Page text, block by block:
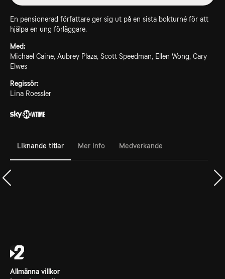
En pensionerad författare ger sig ut på en sista bokturné för att
hjälpa en ung förläggare.
Med:
Michael Caine, Aubrey Plaza, Scott Speedman, Ellen Wong, Cary
Elwes
Regissör:
Lina Roessler
Liknande titlar Mer info Medverkande
Allmänna villkor